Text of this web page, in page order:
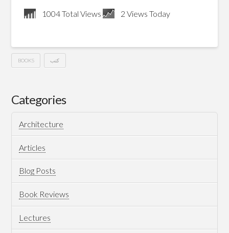
1004 Total Views 2 Views Today
BOOKS كتب
Journey
In
Books
For
202412.26.2024
Categories
Architecture
Articles
Blog Posts
Book Reviews
Lectures